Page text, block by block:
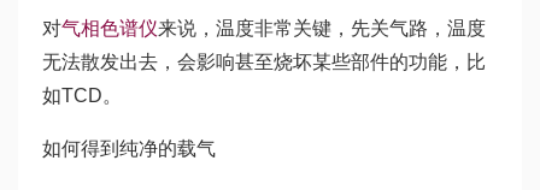
对气相色谱仪来说，温度非常关键，先关气路，温度
无法散发出去，会影响甚至烧坏某些部件的功能，比
如TCD。
如何得到纯净的载气